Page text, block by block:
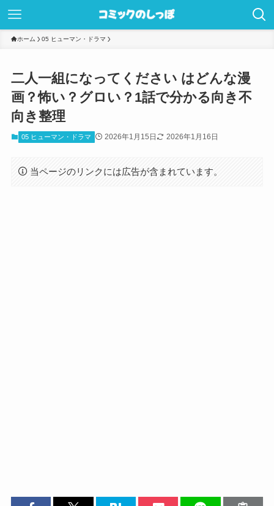
ホーム 05 ヒューマン・ドラマ
二人一組になってください はどんな漫
画？怖い？グロい？1話で分かる向き不
向き整理
05 ヒューマン・ドラマ 2026年1月15日 2026年1月16日
当ページのリンクには広告が含まれています。